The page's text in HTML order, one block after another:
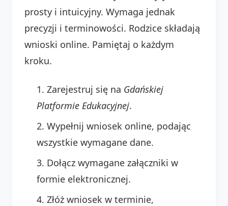
prosty i intuicyjny. Wymaga jednak
precyzji i terminowości. Rodzice składają
wnioski online. Pamiętaj o każdym
kroku.
Zarejestruj się na Gdańskiej
Platformie Edukacyjnej.
Wypełnij wniosek online, podając
wszystkie wymagane dane.
Dołącz wymagane załączniki w
formie elektronicznej.
Złóż wniosek w terminie,